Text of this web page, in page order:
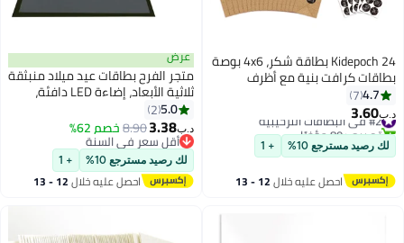
Kidepoch 24 بطاقة شكر، 4x6 بوصة
بطاقات كرافت بنية مع أظرف
وملصقات، 8 تصميمات أنيقة
بطاقات تهنئة فارغة لحفلات الزفاف،
حفلات استقبال المواليد، التخرج،
الأعمال والمزيد
4.7
7
د.ب‏3.60
#2 في البطاقات الترحيبية
تم بيع +80 مؤخرًا
#2 في البطاقات الترحيبية
لك رصيد مسترجع 10% + 1
احصل عليه خلال 12 - 13
عرض
متجر الفرح بطاقات عيد ميلاد منبثقة
ثلاثية الأبعاد، إضاءة LED دافئة،
كعكة عيد ميلاد، موسيقى، بطاقة
عيد ميلاد سعيد، بطاقات بريدية،
بطاقات معايدة منبثقة، بطاقات عيد
ميلاد سعيد الأفضل للأم والزوجة
والأخت والصبي والفتاة والأصدقاء
5.0
2
د.ب‏3.38
8.90خصم 62%
أقل سعر في السنة
أقل سعر في السنة
لك رصيد مسترجع 10% + 1
احصل عليه خلال 12 - 13